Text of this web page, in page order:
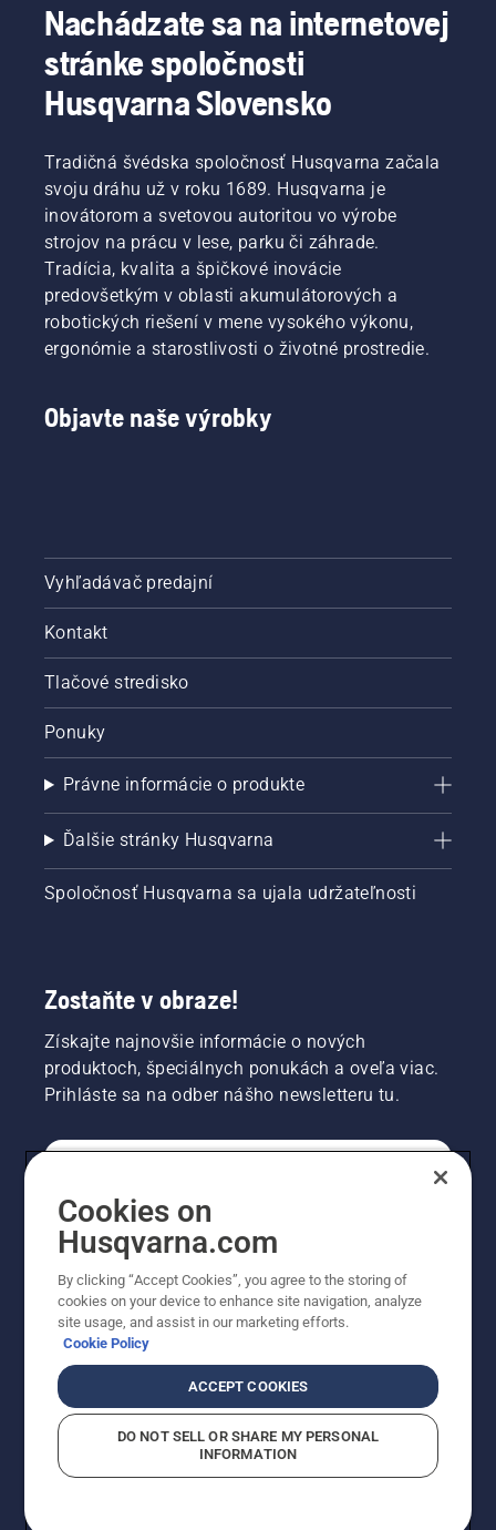
Nachádzate sa na internetovej
stránke spoločnosti
Husqvarna Slovensko
Tradičná švédska spoločnosť Husqvarna začala
svoju dráhu už v roku 1689. Husqvarna je
inovátorom a svetovou autoritou vo výrobe
strojov na prácu v lese, parku či záhrade.
Tradícia, kvalita a špičkové inovácie
predovšetkým v oblasti akumulátorových a
robotických riešení v mene vysokého výkonu,
ergonómie a starostlivosti o životné prostredie.
Objavte naše výrobky
Vyhľadávač predajní
Kontakt
Tlačové stredisko
Ponuky
Právne informácie o produkte
Ďalšie stránky Husqvarna
Spoločnosť Husqvarna sa ujala udržateľnosti
Zostaňte v obraze!
Získajte najnovšie informácie o nových
produktoch, špeciálnych ponukách a oveľa viac.
Prihláste sa na odber nášho newsletteru tu.
PROFESIONÁLNE
Cookies on
Husqvarna.com
By clicking “Accept Cookies”, you agree to the storing of
cookies on your device to enhance site navigation, analyze
site usage, and assist in our marketing efforts.
Cookie Policy
ACCEPT COOKIES
DO NOT SELL OR SHARE MY PERSONAL
INFORMATION